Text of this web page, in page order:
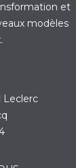
et
modèles
Leclerc